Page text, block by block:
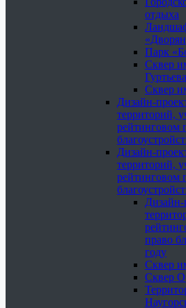
отдыха
Парк
Сквер
Гуртьева
Сквер
Дизайн-
территорий,
рейтинговом
Дизайн-
территорий,
рейтинговом
право
году
Сквер
Сквер